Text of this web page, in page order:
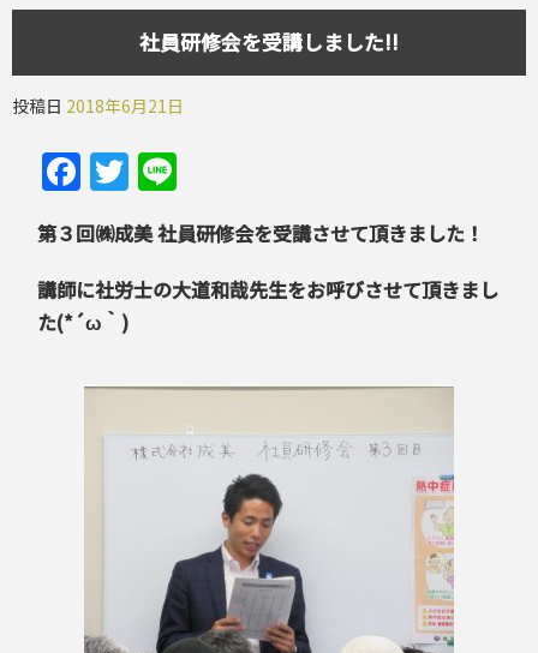
社員研修会を受講しました!!
投稿日 2018年6月21日
Facebook
Twitter
第３回㈱成美 社員研修会を受講させて頂きました！
講師に社労士の大道和哉先生をお呼びさせて頂きまし
た(*´ω｀)